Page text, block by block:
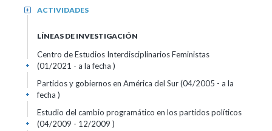
ACTIVIDADES
+
LÍNEAS DE INVESTIGACIÓN
Centro de Estudios Interdisciplinarios Feministas
(01/2021 - a la fecha )
+
Partidos y gobiernos en América del Sur (04/2005 - a la
fecha )
+
Estudio del cambio programático en los partidos políticos
(04/2009 - 12/2009 )
+